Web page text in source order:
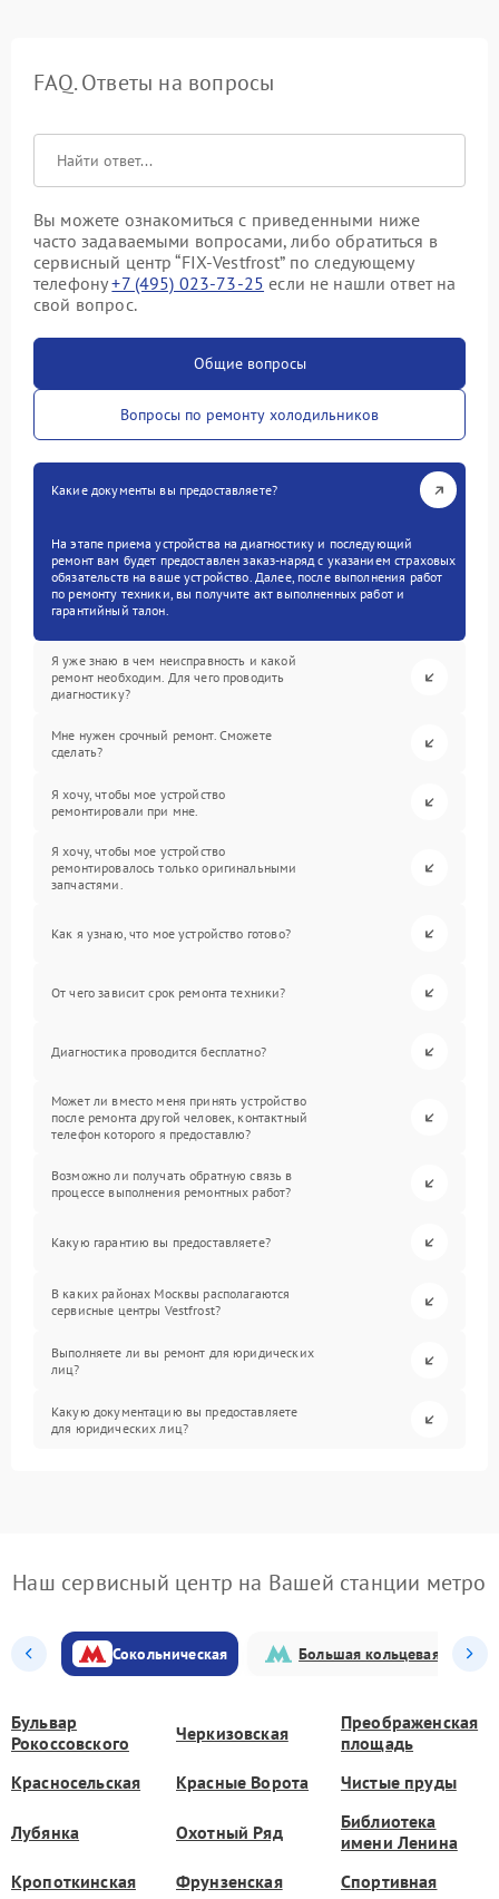
FAQ. Ответы на вопросы
Вы можете ознакомиться с приведенными ниже
часто задаваемыми вопросами, либо обратиться в
сервисный центр “FIX-Vestfrost” по следующему
телефону+7 (495) 023-73-25 если не нашли ответ на
свой вопрос.
Общие вопросы
Вопросы по ремонту холодильников
Какие документы вы предоставляете?
На этапе приема устройства на диагностику и последующий
ремонт вам будет предоставлен заказ-наряд с указанием страховых
обязательств на ваше устройство. Далее, после выполнения работ
по ремонту техники, вы получите акт выполненных работ и
гарантийный талон.
Я уже знаю в чем неисправность и какой
ремонт необходим. Для чего проводить
диагностику?
Мне нужен срочный ремонт. Сможете
сделать?
Я хочу, чтобы мое устройство
ремонтировали при мне.
Я хочу, чтобы мое устройство
ремонтировалось только оригинальными
запчастями.
Как я узнаю, что мое устройство готово?
От чего зависит срок ремонта техники?
Диагностика проводится бесплатно?
Может ли вместо меня принять устройство
после ремонта другой человек, контактный
телефон которого я предоставлю?
Возможно ли получать обратную связь в
процессе выполнения ремонтных работ?
Какую гарантию вы предоставляете?
В каких районах Москвы располагаются
сервисные центры Vestfrost?
Выполняете ли вы ремонт для юридических
лиц?
Какую документацию вы предоставляете
для юридических лиц?
Наш сервисный центр на Вашей станции метро
Сокольническая Большая кольцевая
Бульвар
Рокоссовского
Черкизовская
Преображенская
площадь
Красносельская
Красные Ворота Чистые пруды
Лубянка Охотный Ряд
Библиотека
имени Ленина
Кропоткинская
Фрунзенская Спортивная